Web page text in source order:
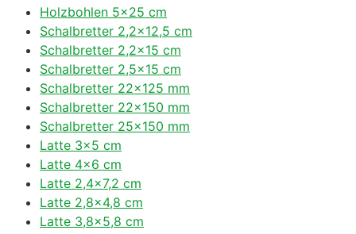
Holzbohlen 5×25 cm
Schalbretter 2,2×12,5 cm
Schalbretter 2,2×15 cm
Schalbretter 2,5×15 cm
Schalbretter 22×125 mm
Schalbretter 22×150 mm
Schalbretter 25×150 mm
Latte 3×5 cm
Latte 4×6 cm
Latte 2,4×7,2 cm
Latte 2,8×4,8 cm
Latte 3,8×5,8 cm